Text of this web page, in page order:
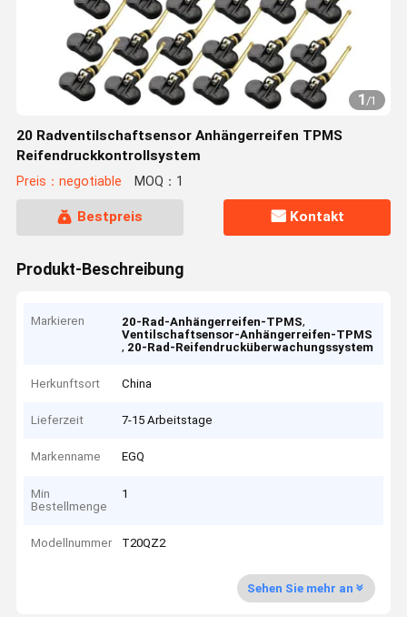
1/1
20 Radventilschaftsensor Anhängerreifen TPMS
Reifendruckkontrollsystem
Preis：negotiable MOQ：1
Bestpreis Kontakt
Produkt-Beschreibung
Markieren 20-Rad-Anhängerreifen-TPMS,
Ventilschaftsensor-Anhängerreifen-TPMS
, 20-Rad-Reifendrucküberwachungssystem
Herkunftsort China
Lieferzeit 7-15 Arbeitstage
Markenname EGQ
Min
Bestellmenge
1
Modellnummer T20QZ2
Sehen Sie mehr an